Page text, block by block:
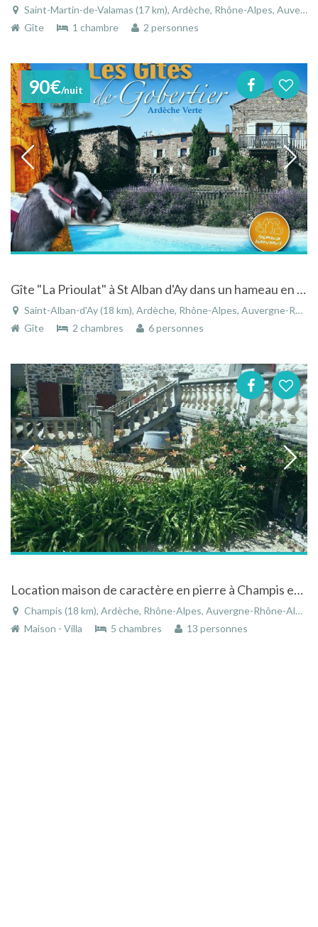
Saint-Martin-de-Valamas (17 km), Ardèche, Rhône-Alpes, Auvergne-Rhône-Alpes, France
Gîte
1 chambre 2 personnes
90€/nuit
Gîte "La Prioulat" à St Alban d'Ay dans un hameau en Ardèche Verte - Piscine, balades, calme et détente
Saint-Alban-d'Ay (18 km), Ardèche, Rhône-Alpes, Auvergne-Rhône-Alpes, France
Gîte
2 chambres 6 personnes
Location maison de caractère en pierre à Champis en Ardèche en Rhône-Alpes avec piscine
Champis (18 km), Ardèche, Rhône-Alpes, Auvergne-Rhône-Alpes, France
Maison - Villa
5 chambres 13 personnes